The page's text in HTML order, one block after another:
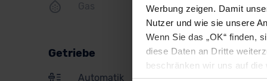
Werbung zeigen. Damit
Nutzer und wie sie unsere
Wenn Sie das „OK“ finden,
diese Daten an Dritte
beschränken wir uns auf
Peugeot
Gas
Getriebe
Automatik